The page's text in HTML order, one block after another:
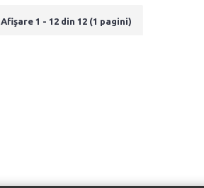
Afişare 1 - 12 din 12 (1 pagini)